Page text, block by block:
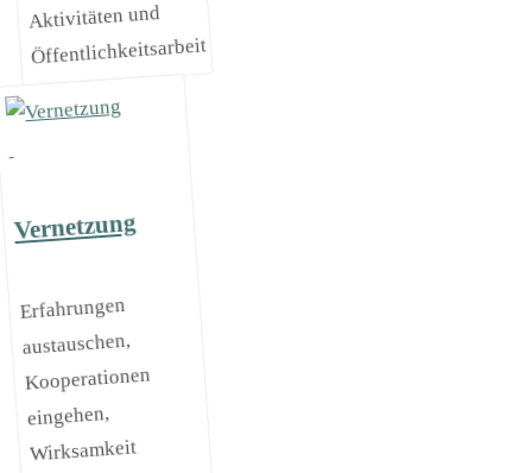
Aktivitäten und
Öffentlichkeitsarbeit
Vernetzung
Erfahrungen
austauschen,
Kooperationen
eingehen,
Wirksamkeit